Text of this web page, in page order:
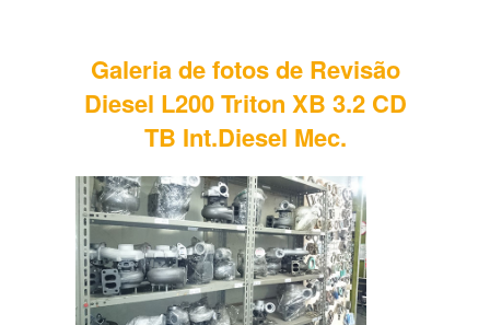
Galeria de fotos de Revisão
Diesel L200 Triton XB 3.2 CD
TB Int.Diesel Mec.